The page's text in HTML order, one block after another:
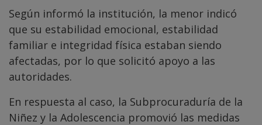
Según informó la institución, la menor indicó
que su estabilidad emocional, estabilidad
familiar e integridad física estaban siendo
afectadas, por lo que solicitó apoyo a las
autoridades.
En respuesta al caso, la Subprocuraduría de la
Niñez y la Adolescencia promovió las medidas